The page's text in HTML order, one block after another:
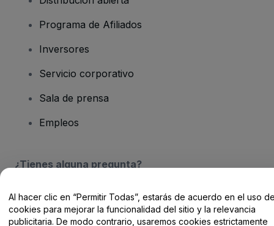
Programa de Afiliados
Inversores
Servicio corporativo
Sala de prensa
Empleos
¿Tienes alguna pregunta?
Centro de Ayuda / Contacto
Al hacer clic en “Permitir Todas”, estarás de acuerdo en el uso
cookies para mejorar la funcionalidad del sitio y la relevancia
publicitaria. De modo contrario, usaremos cookies estrictamente